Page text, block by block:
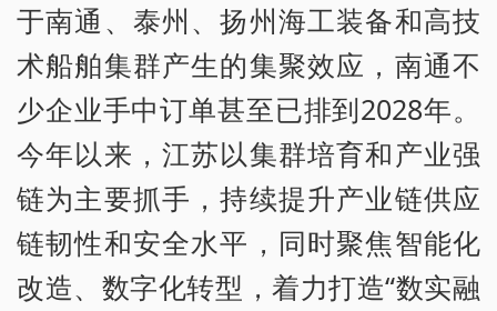
于南通、泰州、扬州海工装备和高技
术船舶集群产生的集聚效应，南通不
少企业手中订单甚至已排到2028年。
今年以来，江苏以集群培育和产业强
链为主要抓手，持续提升产业链供应
链韧性和安全水平，同时聚焦智能化
改造、数字化转型，着力打造“数实融